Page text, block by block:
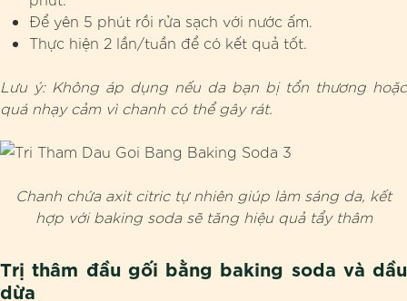
Để yên 5 phút rồi rửa sạch với nước ấm.
Thực hiện 2 lần/tuần để có kết quả tốt.
Lưu ý: Không áp dụng nếu da bạn bị tổn thương hoặc
quá nhạy cảm vì chanh có thể gây rát.
Chanh chứa axit citric tự nhiên giúp làm sáng da, kết
hợp với baking soda sẽ tăng hiệu quả tẩy thâm
Trị thâm đầu gối bằng baking soda và dầu
dừa